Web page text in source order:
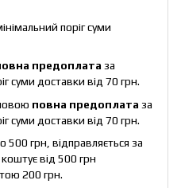
поріг суми
предоплата за
суми доставки від 70 грн.
повна предоплата за
суми доставки від 70 грн.
грн, відправляється за
від 500 грн
200 грн.